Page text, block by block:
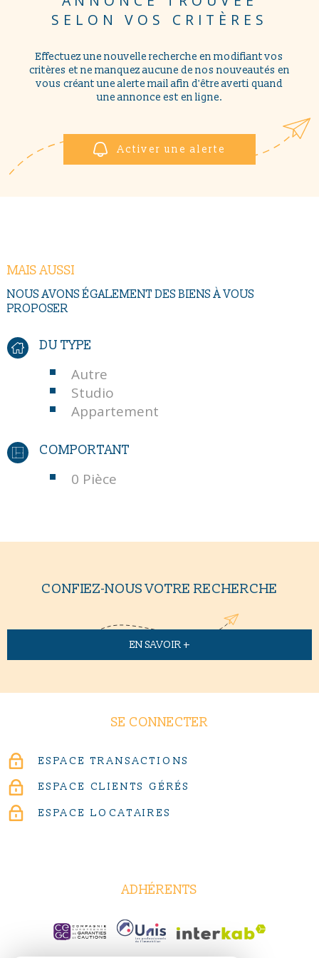
NOUS
SELON VOS CRITÈRES
Effectuez une nouvelle recherche en modifiant vos
critères et ne manquez aucune de nos nouveautés en
vous créant une alerte mail afin d'être averti quand
une annonce est en ligne.
Activer une alerte
MAIS AUSSI
NOUS AVONS ÉGALEMENT DES BIENS À VOUS
PROPOSER
DU TYPE
Autre
Studio
Appartement
COMPORTANT
0 Pièce
CONFIEZ-NOUS VOTRE RECHERCHE
EN SAVOIR +
SE CONNECTER
ESPACE TRANSACTIONS
ESPACE CLIENTS GÉRÉS
ESPACE LOCATAIRES
ADHÉRENTS
RÉFÉRENCE
CRITÈRES SUPPLÉMENTAIRES
PLUS DE CRITÈRES
RECHERCHER